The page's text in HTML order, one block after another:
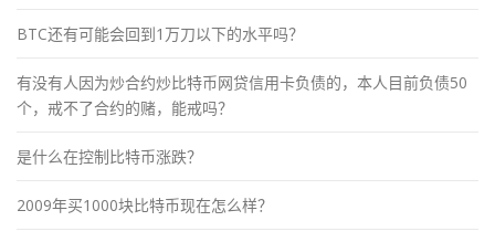
BTC还有可能会回到1万刀以下的水平吗？
有没有人因为炒合约炒比特币网贷信用卡负债的，本人目前负债50
个，戒不了合约的赌，能戒吗？
是什么在控制比特币涨跌？
2009年买1000块比特币现在怎么样？